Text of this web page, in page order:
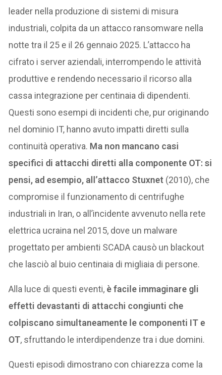
leader nella produzione di sistemi di misura
industriali, colpita da un attacco ransomware nella
notte tra il 25 e il 26 gennaio 2025. L’attacco ha
cifrato i server aziendali, interrompendo le attività
produttive e rendendo necessario il ricorso alla
cassa integrazione per centinaia di dipendenti.
Questi sono esempi di incidenti che, pur originando
nel dominio IT, hanno avuto impatti diretti sulla
continuità operativa. Ma non mancano casi
specifici di attacchi diretti alla componente OT: si
pensi, ad esempio, all’attacco Stuxnet (2010), che
compromise il funzionamento di centrifughe
industriali in Iran, o all’incidente avvenuto nella rete
elettrica ucraina nel 2015, dove un malware
progettato per ambienti SCADA causò un blackout
che lasciò al buio centinaia di migliaia di persone.
Alla luce di questi eventi, è facile immaginare gli
effetti devastanti di attacchi congiunti che
colpiscano simultaneamente le componenti IT e
OT, sfruttando le interdipendenze tra i due domini.
Questi episodi dimostrano con chiarezza come la